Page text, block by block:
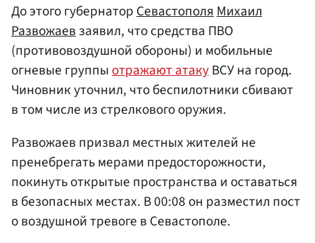
До этого губернатор Севастополя Михаил
Развожаев заявил, что средства ПВО
(противовоздушной обороны) и мобильные
огневые группы отражают атакуВСУ на город.
Чиновник уточнил, что беспилотники сбивают
в том числе из стрелкового оружия.
Развожаев призвал местных жителей не
пренебрегать мерами предосторожности,
покинуть открытые пространства и оставаться
в безопасных местах. В 00:08 он разместил пост
о воздушной тревоге в Севастополе.